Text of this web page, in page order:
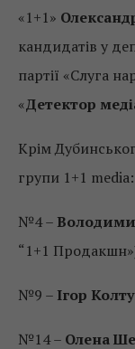
«1+1»
кандидатів у
партії «Слуга
«Детектор
Крім
групи 1+1 media:
№4 –
“1+1
№9 – Ігор
№14 – Олена